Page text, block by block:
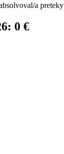
a preteky
0 €